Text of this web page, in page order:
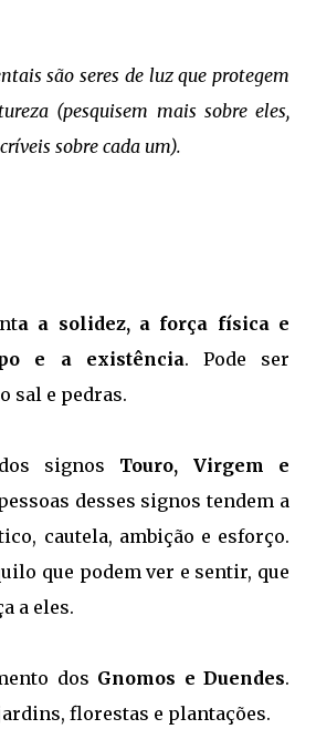
são seres de luz que protegem
(pesquisem mais sobre eles,
sobre cada um).
a a solidez, a força física e
e a existência. Pode ser
sal e pedras.
signos Touro, Virgem e
desses signos tendem a
cautela, ambição e esforço.
que podem ver e sentir, que
a eles.
dos Gnomos e Duendes.
florestas e plantações.